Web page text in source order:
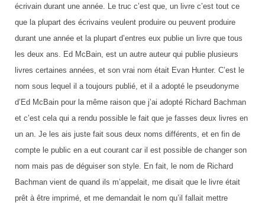
écrivain durant une année. Le truc c’est que, un livre c’est tout ce
que la plupart des écrivains veulent produire ou peuvent produire
durant une année et la plupart d’entres eux publie un livre que tous
les deux ans. Ed McBain, est un autre auteur qui publie plusieurs
livres certaines années, et son vrai nom était Evan Hunter. C’est le
nom sous lequel il a toujours publié, et il a adopté le pseudonyme
d’Ed McBain pour la même raison que j’ai adopté Richard Bachman
et c’est cela qui a rendu possible le fait que je fasses deux livres en
un an. Je les ais juste fait sous deux noms différents, et en fin de
compte le public en a eut courant car il est possible de changer son
nom mais pas de déguiser son style. En fait, le nom de Richard
Bachman vient de quand ils m’appelait, me disait que le livre était
prêt à être imprimé, et me demandait le nom qu’il fallait mettre